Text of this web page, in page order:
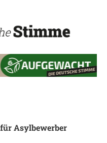
Asylbewerber